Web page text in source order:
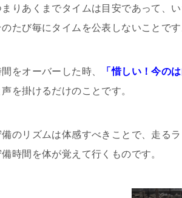
まりあくまでタイムは目安であって、い
のたび毎にタイムを公表しないことです
間をオーバーした時、
「惜しい！今の
声を掛けるだけのことです。
備のリズムは体感すべきことで、走るラ
備時間を体が覚えて行くものです。